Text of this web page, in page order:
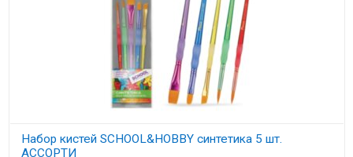
Набор кистей SCHOOL&HOBBY синтетика 5 шт.
АССОРТИ